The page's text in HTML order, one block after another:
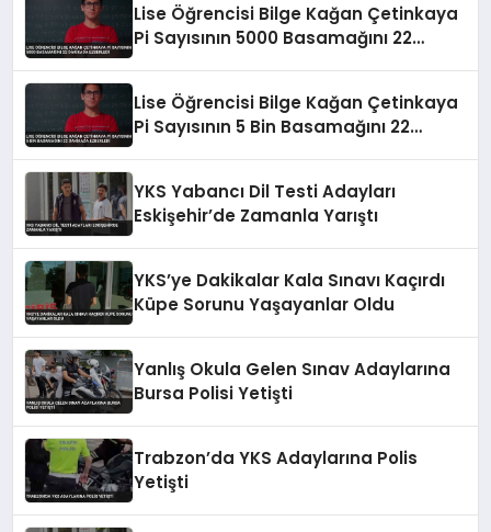
Lise Öğrencisi Bilge Kağan Çetinkaya
Pi Sayısının 5000 Basamağını 22
Lise Öğrencisi Bilge Kağan Çetinkaya
Pi Sayısının 5 Bin Basamağını 22
YKS Yabancı Dil Testi Adayları
Eskişehir’de Zamanla Yarıştı
YKS’ye Dakikalar Kala Sınavı Kaçırdı
Küpe Sorunu Yaşayanlar Oldu
Yanlış Okula Gelen Sınav Adaylarına
Bursa Polisi Yetişti
Trabzon’da YKS Adaylarına Polis
Yetişti